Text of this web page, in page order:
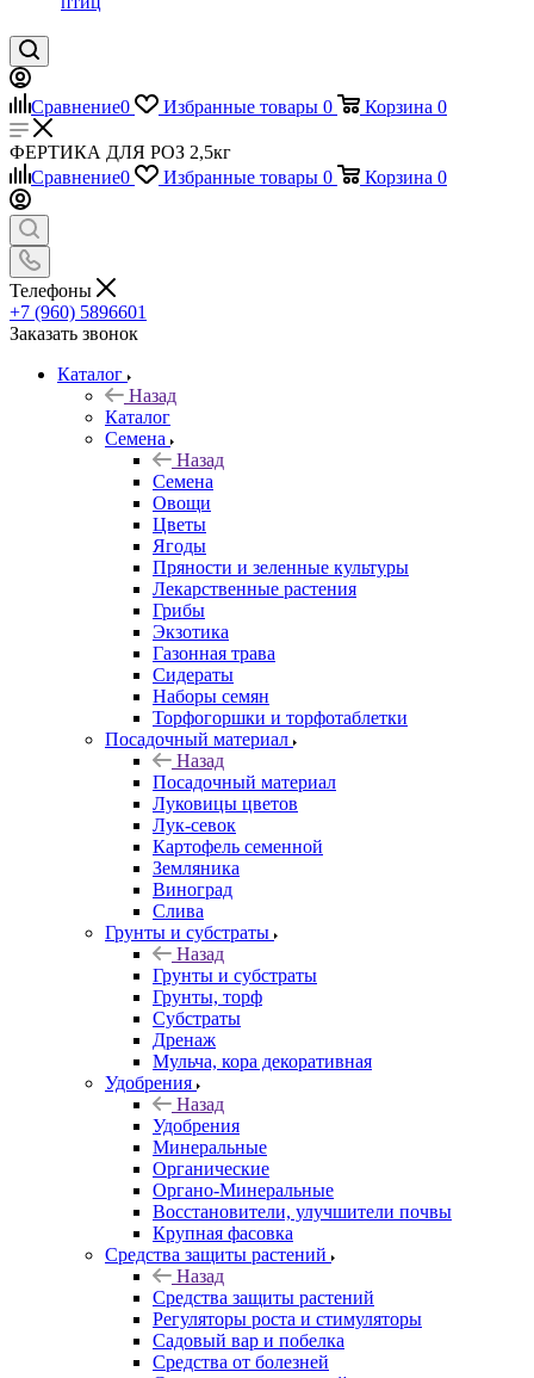
Сравнение0 Избранные товары 0 Корзина 0
ФЕРТИКА ДЛЯ РОЗ 2,5кг
Сравнение0 Избранные товары 0 Корзина 0
Телефоны
+7 (960) 5896601
Заказать звонок
Каталог
Назад
Каталог
Семена
Назад
Семена
Овощи
Цветы
Ягоды
Пряности и зеленные культуры
Лекарственные растения
Грибы
Экзотика
Газонная трава
Сидераты
Наборы семян
Торфогоршки и торфотаблетки
Посадочный материал
Назад
Посадочный материал
Луковицы цветов
Лук-севок
Картофель семенной
Земляника
Виноград
Слива
Грунты и субстраты
Назад
Грунты и субстраты
Грунты, торф
Субстраты
Дренаж
Мульча, кора декоративная
Удобрения
Назад
Удобрения
Минеральные
Органические
Органо-Минеральные
Восстановители, улучшители почвы
Крупная фасовка
Средства защиты растений
Назад
Средства защиты растений
Регуляторы роста и стимуляторы
Садовый вар и побелка
Средства от болезней